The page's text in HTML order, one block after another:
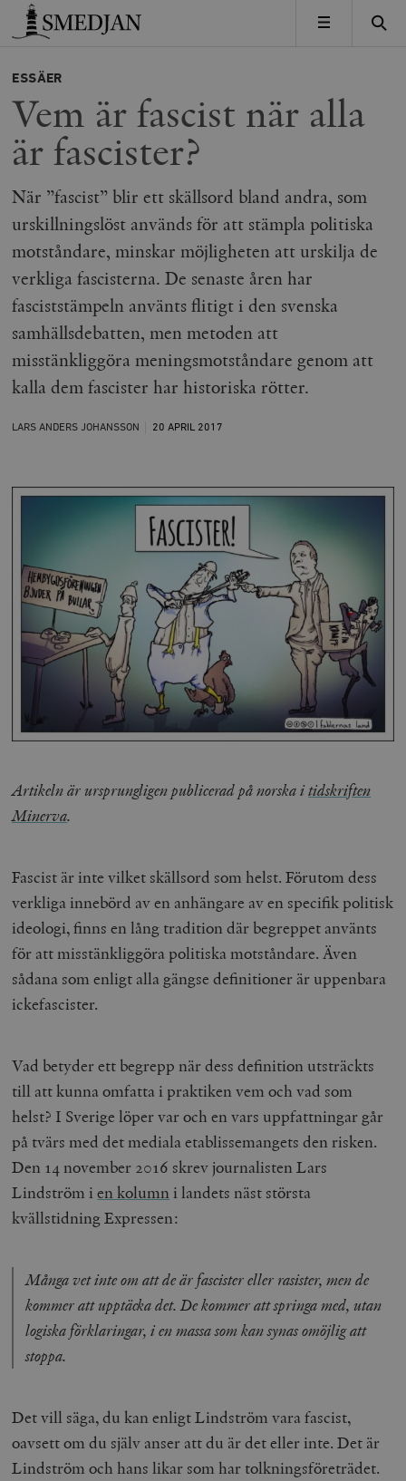
Timbro
MENY
ESSÄER
Vem är fascist när alla
är fascister?
När ”fascist” blir ett skällsord bland andra, som
urskillningslöst används för att stämpla politiska
motståndare, minskar möjligheten att urskilja de
verkliga fascisterna. De senaste åren har
fasciststämpeln använts flitigt i den svenska
samhällsdebatten, men metoden att
misstänkliggöra meningsmotståndare genom att
kalla dem fascister har historiska rötter.
LARS ANDERS JOHANSSON 20 APRIL 2017
Artikeln är ursprungligen publicerad på norska itidskriften
Minerva.
Fascist är inte vilket skällsord som helst. Förutom dess
verkliga innebörd av en anhängare av en specifik politisk
ideologi, finns en lång tradition där begreppet använts
för att misstänkliggöra politiska motståndare. Även
sådana som enligt alla gängse definitioner är uppenbara
ickefascister.
Vad betyder ett begrepp när dess definition utsträckts
till att kunna omfatta i praktiken vem och vad som
helst? I Sverige löper var och en vars uppfattningar går
på tvärs med det mediala etablissemangets den risken.
Den 14 november 2016 skrev journalisten Lars
Lindström ien kolumni landets näst största
kvällstidning Expressen:
Många vet inte om att de är fascister eller rasister, men de
kommer att upptäcka det. De kommer att springa med, utan
logiska förklaringar, i en massa som kan synas omöjlig att
stoppa.
Det vill säga, du kan enligt Lindström vara fascist,
oavsett om du själv anser att du är det eller inte. Det är
Lindström och hans likar som har tolkningsföreträdet.